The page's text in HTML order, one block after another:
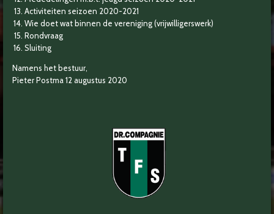
Activiteiten seizoen 2020-2021
Wie doet wat binnen de vereniging (vrijwilligerswerk)
Rondvraag
Sluiting
Namens het bestuur,
Pieter Postma 12 augustus 2020